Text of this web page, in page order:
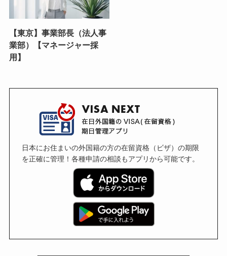
【東京】事業部長（法人事
業部）【マネージャー採
用】
日本にお住まいの外国籍の方の在留資格（ビザ）の期限
を正確に管理！各種申請の相談もアプリから可能です。